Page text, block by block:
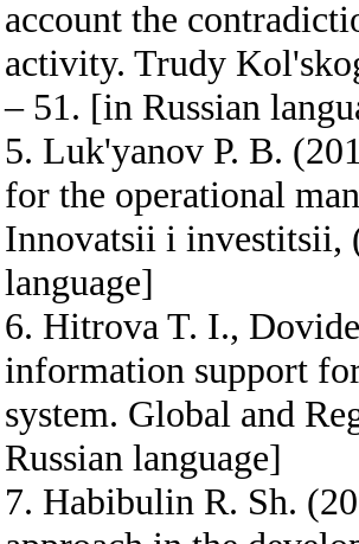
account the
activity. Trudy
– 51. [in Russian
5. Luk'yanov P. B.
for the operational
Innovatsii i investitsii,
language]
6. Hitrova T. I.,
information support
system. Global and
Russian language]
7. Habibulin R. Sh.